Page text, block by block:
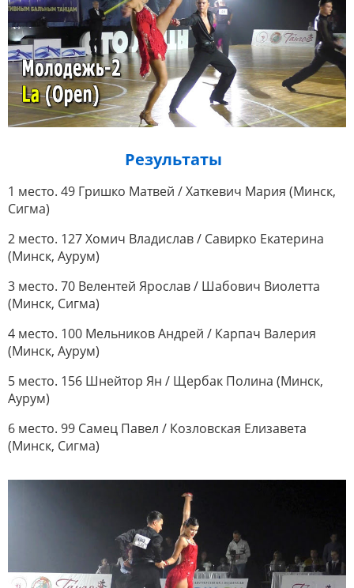
Результаты
1 место. 49 Гришко Матвей / Хаткевич Мария (Минск,
Сигма)
2 место. 127 Хомич Владислав / Савирко Екатерина
(Минск, Аурум)
3 место. 70 Велентей Ярослав / Шабович Виолетта
(Минск, Сигма)
4 место. 100 Мельников Андрей / Карпач Валерия
(Минск, Аурум)
5 место. 156 Шнейтор Ян / Щербак Полина (Минск,
Аурум)
6 место. 99 Самец Павел / Козловская Елизавета
(Минск, Сигма)